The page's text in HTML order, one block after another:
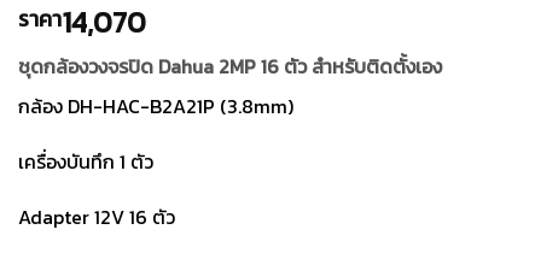
ราคา14,070
ชุดกล้องวงจรปิด Dahua 2MP 16 ตัว สำหรับติดตั้งเอง
กล้อง DH-HAC-B2A21P (3.8mm)
เครื่องบันทึก 1 ตัว
Adapter 12V 16 ตัว